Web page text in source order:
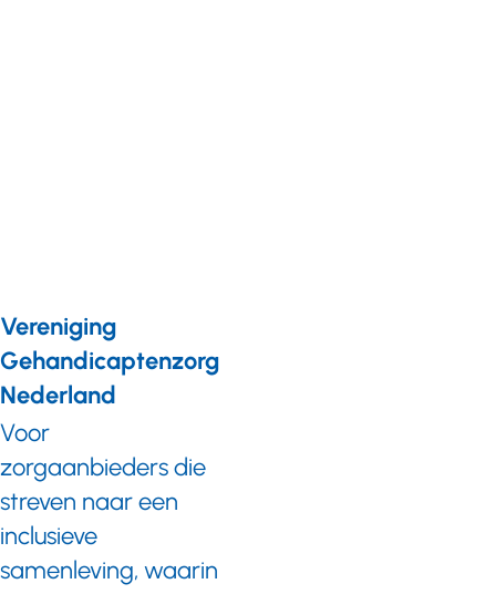
Vereniging
Gehandicaptenzorg
Nederland
Voor
zorgaanbieders die
streven naar een
inclusieve
samenleving, waarin